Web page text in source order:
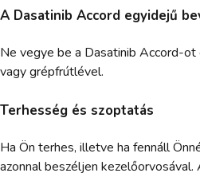
A Dasatinib Accord egyidejű
Ne vegye be a Dasatinib Accord-
vagy grépfrútlével.
Terhesség és szoptatás
Ha Ön terhes, illetve ha fennáll
azonnal beszéljen kezelőorvosával.